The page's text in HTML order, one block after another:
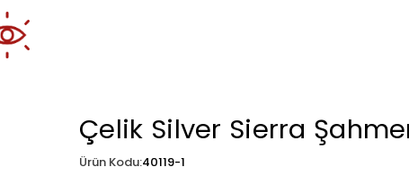
Çelik Silver Sierra
Ürün Kodu:40119-1